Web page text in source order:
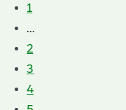
1
...
2
3
4